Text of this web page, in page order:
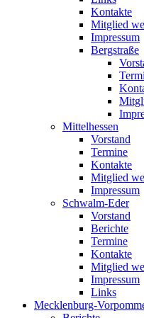
Kontakte
Mitglied
Impressum
Bergstraße
Mittelhessen
Vorstand
Termine
Kontakte
Mitglied
Impressum
Schwalm-Eder
Vorstand
Berichte
Termine
Kontakte
Mitglied
Impressum
Links
Mecklenburg-